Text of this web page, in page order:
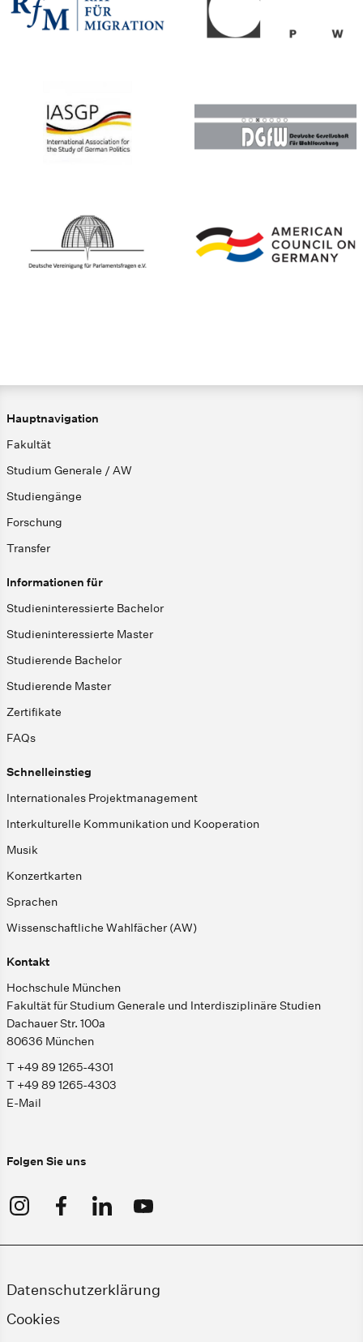
Hauptnavigation
Fakultät
Studium Generale / AW
Studiengänge
Forschung
Transfer
Informationen für
Studieninteressierte Bachelor
Studieninteressierte Master
Studierende Bachelor
Studierende Master
Zertifikate
FAQs
Schnelleinstieg
Internationales Projektmanagement
Interkulturelle Kommunikation und Kooperation
Musik
Konzertkarten
Sprachen
Wissenschaftliche Wahlfächer (AW)
Kontakt
Hochschule München
Fakultät für Studium Generale und Interdisziplinäre Studien
Dachauer Str. 100a
80636 München
T +49 89 1265-4301
T +49 89 1265-4303
E-Mail
Folgen Sie uns
Datenschutzerklärung
Cookies